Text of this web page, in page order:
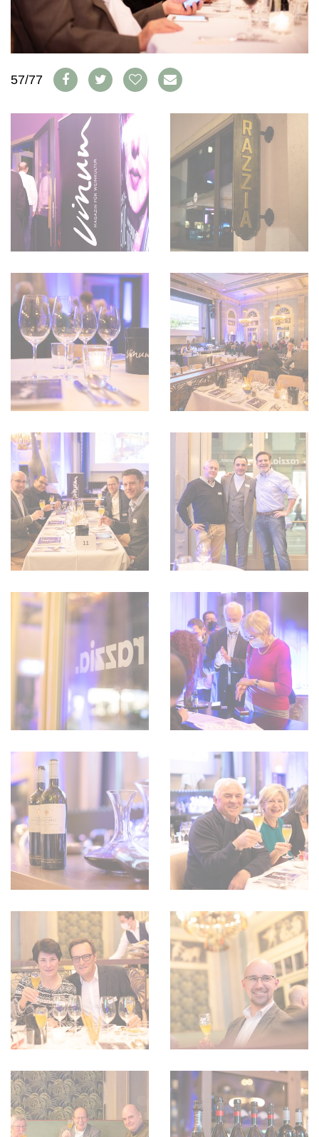
AUSGABE
ARCHIV
VORTEILSWELT
PORTRAITS
AWARDS
GEWINNSPIELE
VORTEILSWELT
TRINKREIFETABELLE
WEINSUCHE
NEWSLETTER
WINE TRADE CLUB
REDAKTION
JOBS
WERBUNG
IMPRESSUM
AGB & DATENSCHUTZ
FAQ
57/77